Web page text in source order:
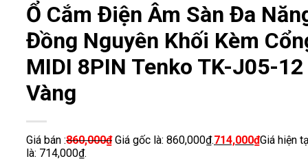
Ổ Cắm Điện Âm Sàn Đa
Đồng Nguyên Khối Kèm
MIDI 8PIN Tenko TK-J05-12
Vàng
Giá bán :860,000₫ Giá gốc là: 860,000₫.714,000₫Giá hiện
là: 714,000₫.